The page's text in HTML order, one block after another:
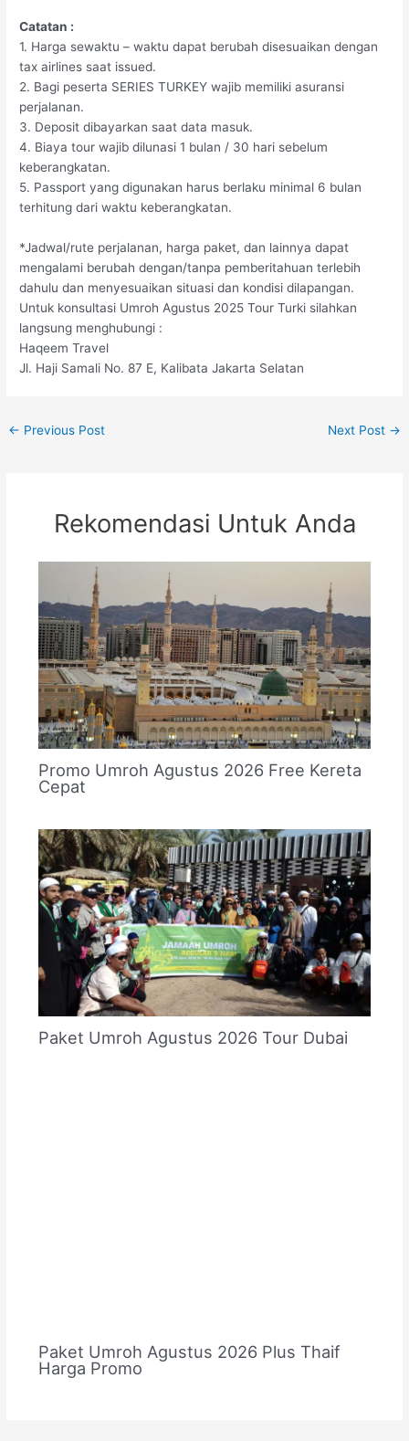
Catatan :
1. Harga sewaktu – waktu dapat berubah disesuaikan dengan
tax airlines saat issued.
2. Bagi peserta SERIES TURKEY wajib memiliki asuransi
perjalanan.
3. Deposit dibayarkan saat data masuk.
4. Biaya tour wajib dilunasi 1 bulan / 30 hari sebelum
keberangkatan.
5. Passport yang digunakan harus berlaku minimal 6 bulan
terhitung dari waktu keberangkatan.
*Jadwal/rute perjalanan, harga paket, dan lainnya dapat
mengalami berubah dengan/tanpa pemberitahuan terlebih
dahulu dan menyesuaikan situasi dan kondisi dilapangan.
Untuk konsultasi Umroh Agustus 2025 Tour Turki silahkan
langsung menghubungi :
Haqeem Travel
Jl. Haji Samali No. 87 E, Kalibata Jakarta Selatan
← Previous Post Next Post →
Rekomendasi Untuk Anda
Promo Umroh Agustus 2026 Free Kereta
Cepat
Paket Umroh Agustus 2026 Tour Dubai
Paket Umroh Agustus 2026 Plus Thaif
Harga Promo